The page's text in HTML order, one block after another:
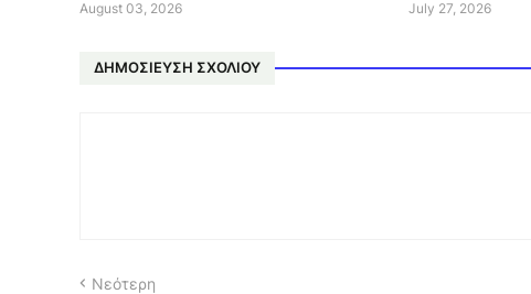
August 03, 2026 July 27, 2026
ΔΗΜΟΣΊΕΥΣΗ ΣΧΟΛΊΟΥ
Νεότερη